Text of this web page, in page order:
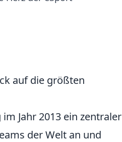
auf die größten
Jahr 2013 ein zentraler
der Welt an und